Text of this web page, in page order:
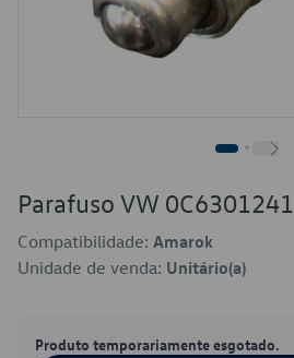
Parafuso VW 0C6301241
Compatibilidade: Amarok
Unidade de venda: Unitário(a)
Produto temporariamente esgotado.